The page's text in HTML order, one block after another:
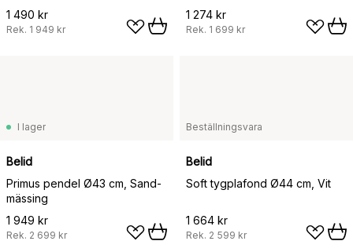
1 490 kr
Rek. 1 949 kr
1 274 kr
Rek. 1 699 kr
I lager
Belid
Primus pendel Ø43 cm, Sand-
mässing
1 949 kr
Rek. 2 699 kr
Beställningsvara
Belid
Soft tygplafond Ø44 cm, Vit
1 664 kr
Rek. 2 599 kr